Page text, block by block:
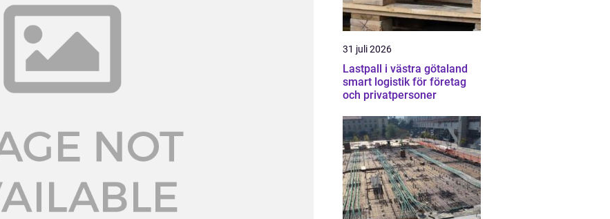
31 juli 2026
Lastpall i västra götaland
smart logistik för företag
och privatpersoner